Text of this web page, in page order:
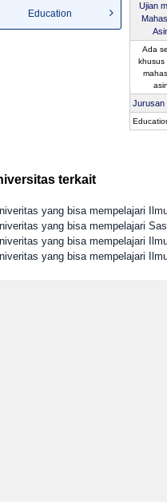
Education
Ujian
Ada
khusus
Jurusan
terkait
yang bisa mempelajari
yang bisa mempelajari
yang bisa mempelajari
yang bisa mempelajari